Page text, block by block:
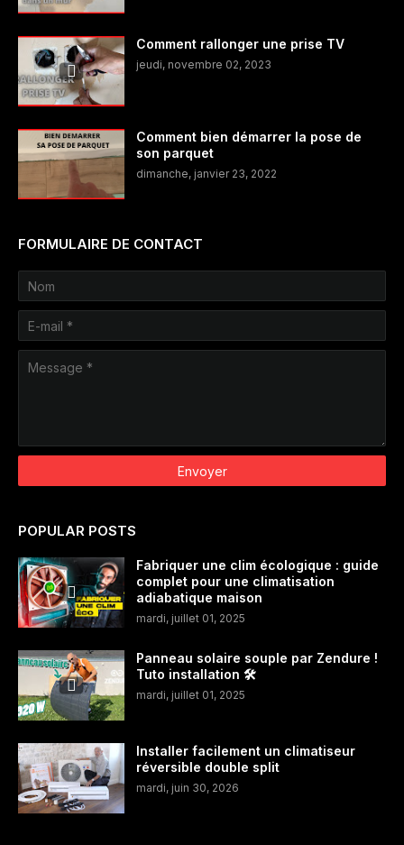
Comment rallonger une prise TV
jeudi, novembre 02, 2023
Comment bien démarrer la pose de
son parquet
dimanche, janvier 23, 2022
FORMULAIRE DE CONTACT
POPULAR POSTS
Fabriquer une clim écologique : guide
complet pour une climatisation
adiabatique maison
mardi, juillet 01, 2025
Panneau solaire souple par Zendure !
Tuto installation 🛠️
mardi, juillet 01, 2025
Installer facilement un climatiseur
réversible double split
mardi, juin 30, 2026